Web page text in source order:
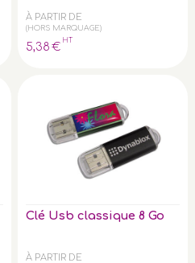
À PARTIR DE
(HORS MARQUAGE)
5,38 €
HT
Clé Usb classique 8 Go
À PARTIR DE